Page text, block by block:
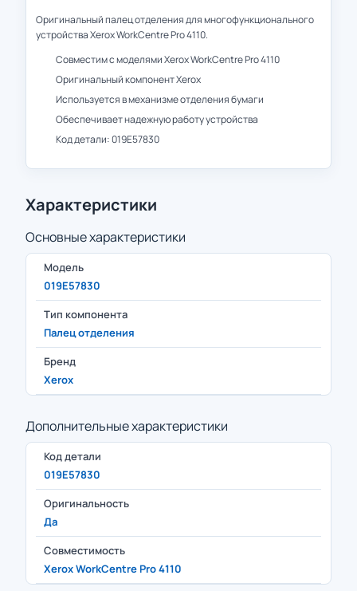
Оригинальный палец отделения для многофункционального
устройства Xerox WorkCentre Pro 4110.
Совместим с моделями Xerox WorkCentre Pro 4110
Оригинальный компонент Xerox
Используется в механизме отделения бумаги
Обеспечивает надежную работу устройства
Код детали: 019E57830
Характеристики
Основные характеристики
Модель
019E57830
Тип компонента
Палец отделения
Бренд
Xerox
Дополнительные характеристики
Код детали
019E57830
Оригинальность
Да
Совместимость
Xerox WorkCentre Pro 4110